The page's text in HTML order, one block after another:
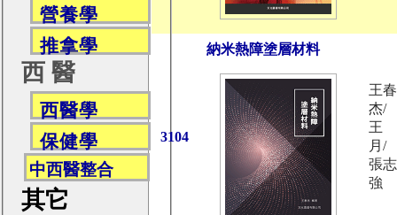
營養學
推拿學
西 醫
西醫學
保健學
中西醫整合
其它
3104
納米熱障塗層材料
王春
杰/
王
月/
張志
強